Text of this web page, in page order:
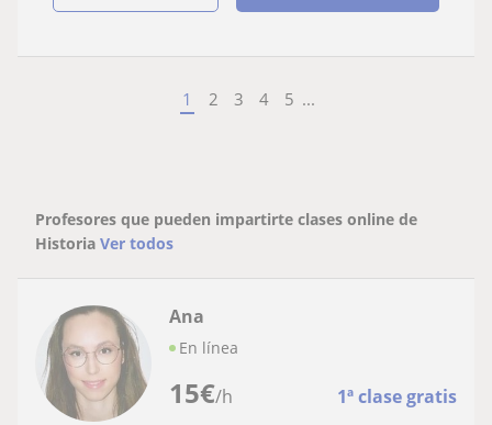
1 2 3 4 5 ...
Profesores que pueden impartirte clases online de
Historia Ver todos
15€/h 1ª clase gratis
Ana
En línea